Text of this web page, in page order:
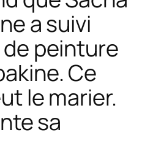
a suivi
peinture
Ce
le marier.
sa